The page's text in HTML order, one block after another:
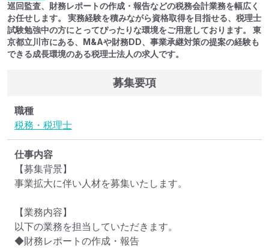
巡回監査、財務レポートの作成・報告などの税務会計業務を幅広く
お任せします。 実務経験を積みながら資格取得を目指せる、税理士
試験勉強中の方にとってぴったりな環境をご用意しております。 東
京都立川市にある、M&Aや財務DD、事業承継対策の提案の経験も
できる成長環境のある税理士法人の求人です。
募集要項
職種
税務・税理士
仕事内容
【募集背景】
事業拡大に伴い人材を募集いたします。
【業務内容】
以下の業務を担当していただきます。
◆財務レポートの作成・報告